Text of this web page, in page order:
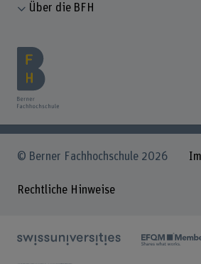
Über die BFH
© Berner Fachhochschule 2026
Rechtliche Hinweise